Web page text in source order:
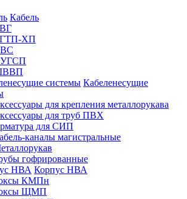
Кабель
ХП
Кабеленесущие
для крепления металлорукава
для труб ПВХ
для СИП
каналы магистральные
гофрированные
Корпус НВА
КМПн
ЩМП